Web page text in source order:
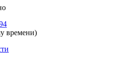
времени)